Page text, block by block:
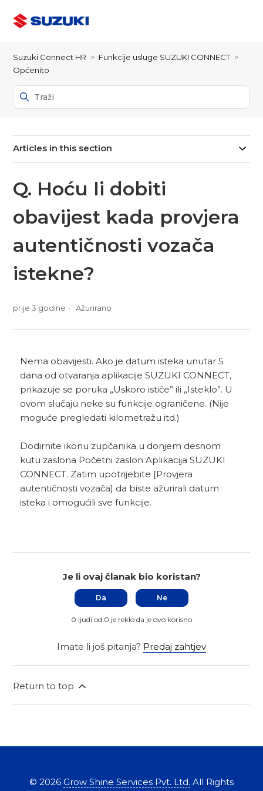
Suzuki Connect HR
Funkcije usluge SUZUKI CONNECT
Općenito
Articles in this section
Q. Hoću li dobiti
obavijest kada provjera
autentičnosti vozača
istekne?
prije 3 godine Ažurirano
Nema obavijesti. Ako je datum isteka unutar 5
dana od otvaranja aplikacije SUZUKI CONNECT,
prikazuje se poruka „Uskoro ističe” ili „Isteklo”. U
ovom slučaju neke su funkcije ograničene. (Nije
moguće pregledati kilometražu itd.)
Dodirnite ikonu zupčanika u donjem desnom
kutu zaslona Početni zaslon Aplikacija SUZUKI
CONNECT. Zatim upotrijebite [Provjera
autentičnosti vozača] da biste ažurirali datum
isteka i omogućili sve funkcije.
Je li ovaj članak bio koristan?
Da Ne
0 ljudi od 0 je reklo da je ovo korisno
Imate li još pitanja? Predaj zahtjev
Return to top
© 2026 Grow Shine Services Pvt. Ltd. All Rights